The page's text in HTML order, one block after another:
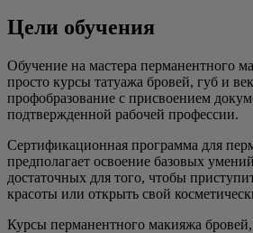
Цели обучения
Обучение на мастера перманентного
просто курсы татуажа бровей, губ и
профобразование с присвоением
подтвержденной рабочей профессии.
Сертификационная программа для
предполагает освоение базовых
достаточных для того, чтобы
красоты или открыть свой
Курсы перманентного макияжа